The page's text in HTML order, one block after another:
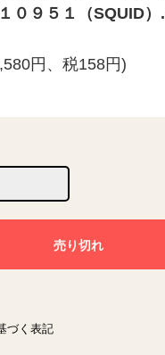
０９５１（SQUID）.
円、税158円)
づく表記